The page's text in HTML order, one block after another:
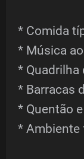
* Comida
* Música
*
* Barracas
* Quentão
* Ambiente